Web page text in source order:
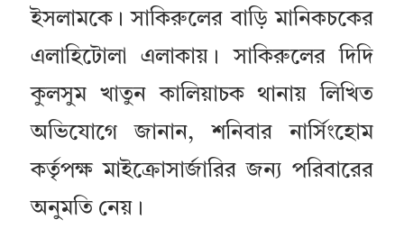
ইসলামকে। সাকিরুলের বাড়ি মানিকচকের
এলাহিটোলা এলাকায়। সাকিরুলের দিদি
কুলসুম খাতুন কালিয়াচক থানায় লিখিত
অভিযোগে জানান, শনিবার নার্সিংহোম
কর্তৃপক্ষ মাইক্রোসার্জারির জন্য পরিবারের
অনুমতি নেয়।